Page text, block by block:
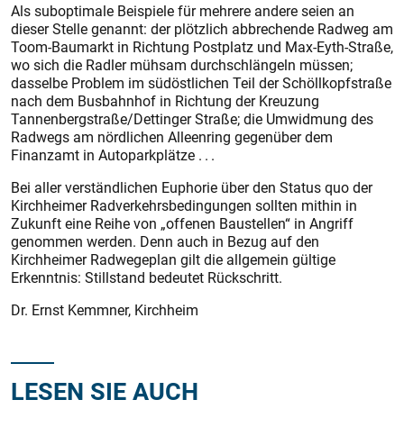
Als suboptimale Beispiele für mehrere andere seien an
dieser Stelle genannt: der plötzlich abbrechende Radweg am
Toom-Baumarkt in Richtung Postplatz und Max-Eyth-Straße,
wo sich die Radler mühsam durchschlängeln müssen;
dasselbe Problem im südöstlichen Teil der Schöllkopfstraße
nach dem Busbahnhof in Richtung der Kreuzung
Tannenbergstraße/Dettinger Straße; die Umwidmung des
Radwegs am nördlichen Alleenring gegenüber dem
Finanzamt in Autoparkplätze . . .
Bei aller verständlichen Euphorie über den Status quo der
Kirchheimer Radverkehrsbedingungen sollten mithin in
Zukunft eine Reihe von „offenen Baustellen“ in Angriff
genommen werden. Denn auch in Bezug auf den
Kirchheimer Radwegeplan gilt die allgemein gültige
Erkenntnis: Stillstand bedeutet Rückschritt.
Dr. Ernst Kemmner, Kirchheim
LESEN SIE AUCH